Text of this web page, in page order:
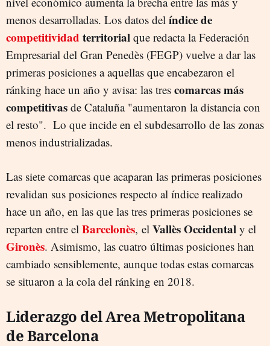
menos desarrolladas. Los datos del índice de
competitividad territorial que redacta la Federación
Empresarial del Gran Penedès (FEGP) vuelve a dar las
primeras posiciones a aquellas que encabezaron el
ránking hace un año y avisa: las tres comarcas más
competitivas de Cataluña "aumentaron la distancia con
el resto". Lo que incide en el subdesarrollo de las zonas
menos industrializadas.
Las siete comarcas que acaparan las primeras posiciones
revalidan sus posiciones respecto al índice realizado
hace un año, en las que las tres primeras posiciones se
reparten entre el Barcelonès, el Vallès Occidental y el
Gironès. Asimismo, las cuatro últimas posiciones han
cambiado sensiblemente, aunque todas estas comarcas
se situaron a la cola del ránking en 2018.
Liderazgo del Area Metropolitana
de Barcelona